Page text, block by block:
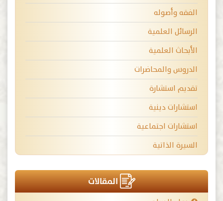
الفقه وأصوله
الرسائل العلمية
الأبحاث العلمية
الدروس والمحاضرات
تقديم استشارة
استشارات دينية
استشارات اجتماعية
السيرة الذاتية
المقالات